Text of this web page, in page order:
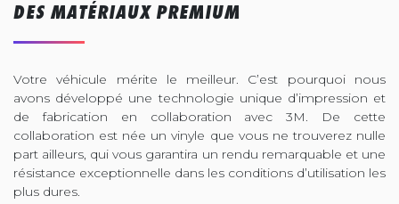
DES MATÉRIAUX PREMIUM
Votre véhicule mérite le meilleur. C’est pourquoi nous
avons développé une technologie unique d’impression et
de fabrication en collaboration avec 3M. De cette
collaboration est née un vinyle que vous ne trouverez nulle
part ailleurs, qui vous garantira un rendu remarquable et une
résistance exceptionnelle dans les conditions d’utilisation les
plus dures.